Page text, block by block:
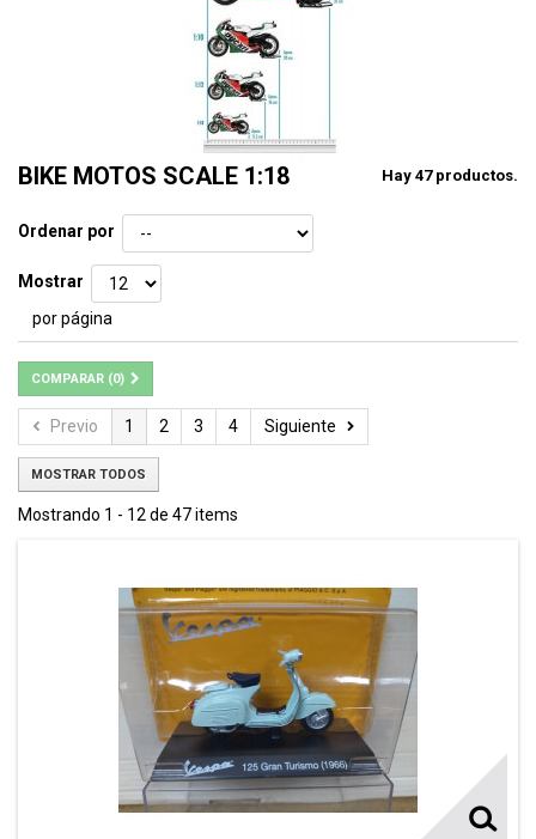
BIKE MOTOS SCALE 1:18 Hay 47 productos.
Ordenar por
Mostrar
por página
COMPARAR (0)
Previo 1 2 3 4 Siguiente
MOSTRAR TODOS
Mostrando 1 - 12 de 47 items